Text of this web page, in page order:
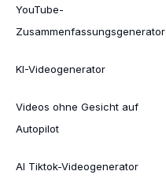
YouTube-
Zusammenfassungsgenerator
KI-Videogenerator
Videos ohne Gesicht auf
Autopilot
AI Tiktok-Videogenerator